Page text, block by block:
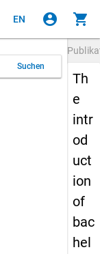
EN account_circle shopping_cart
Suchen
Th
e
intr
od
uct
ion
of
bac
hel